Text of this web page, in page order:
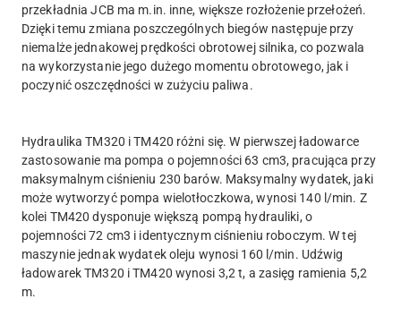
przekładnia JCB ma m.in. inne, większe rozłożenie przełożeń.
Dzięki temu zmiana poszczególnych biegów następuje przy
niemalże jednakowej prędkości obrotowej silnika, co pozwala
na wykorzystanie jego dużego momentu obrotowego, jak i
poczynić oszczędności w zużyciu paliwa.
Hydraulika TM320 i TM420 różni się. W pierwszej ładowarce
zastosowanie ma pompa o pojemności 63 cm3, pracująca przy
maksymalnym ciśnieniu 230 barów. Maksymalny wydatek, jaki
może wytworzyć pompa wielotłoczkowa, wynosi 140 l/min. Z
kolei TM420 dysponuje większą pompą hydrauliki, o
pojemności 72 cm3 i identycznym ciśnieniu roboczym. W tej
maszynie jednak wydatek oleju wynosi 160 l/min. Udźwig
ładowarek TM320 i TM420 wynosi 3,2 t, a zasięg ramienia 5,2
m.